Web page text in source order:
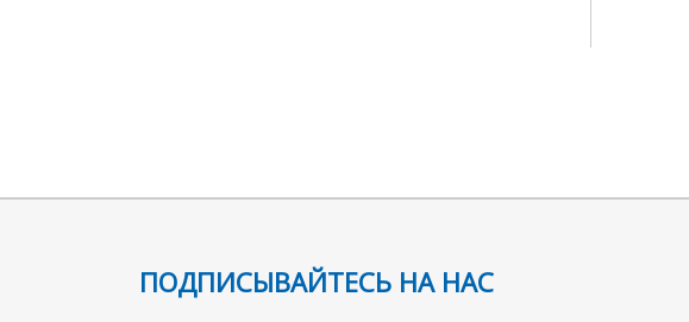
ПОДПИСЫВАЙТЕСЬ НА НАС